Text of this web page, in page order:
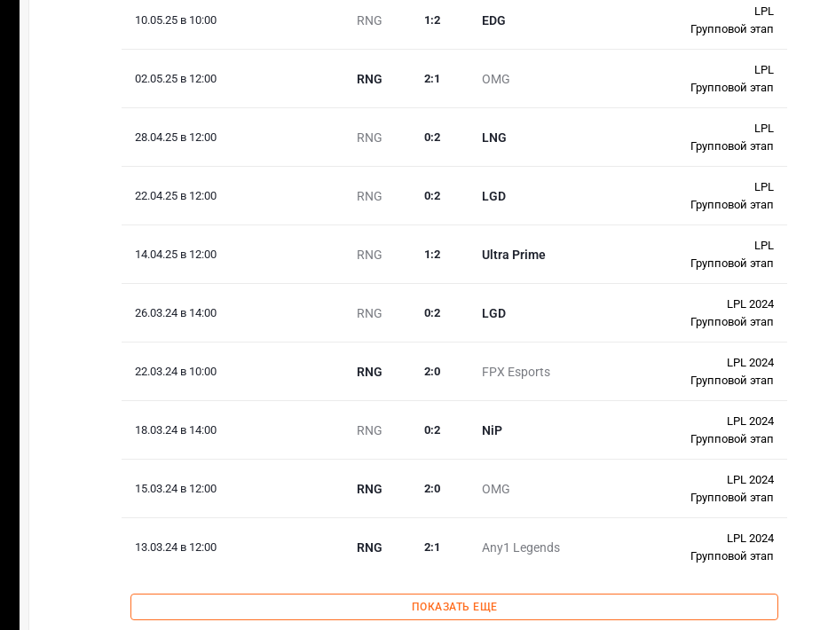
10.05.25 в 10:00 RNG EDG
1 :2
LPL
Групповой этап
02.05.25 в 12:00 RNG OMG
2:1
LPL
Групповой этап
28.04.25 в 12:00 RNG LNG
0:2
LPL
Групповой этап
22.04.25 в 12:00 RNG LGD
0:2
LPL
Групповой этап
14.04.25 в 12:00 RNG Ultra Prime
1 :2
LPL
Групповой этап
26.03.24 в 14:00 RNG LGD
0:2
LPL 2024
Групповой этап
22.03.24 в 10:00 RNG FPX Esports
2:0
LPL 2024
Групповой этап
18.03.24 в 14:00 RNG NiP
0:2
LPL 2024
Групповой этап
15.03.24 в 12:00 RNG OMG
2:0
LPL 2024
Групповой этап
13.03.24 в 12:00 RNG Any1 Legends
2:1
LPL 2024
Групповой этап
ПОКАЗАТЬ ЕЩЕ